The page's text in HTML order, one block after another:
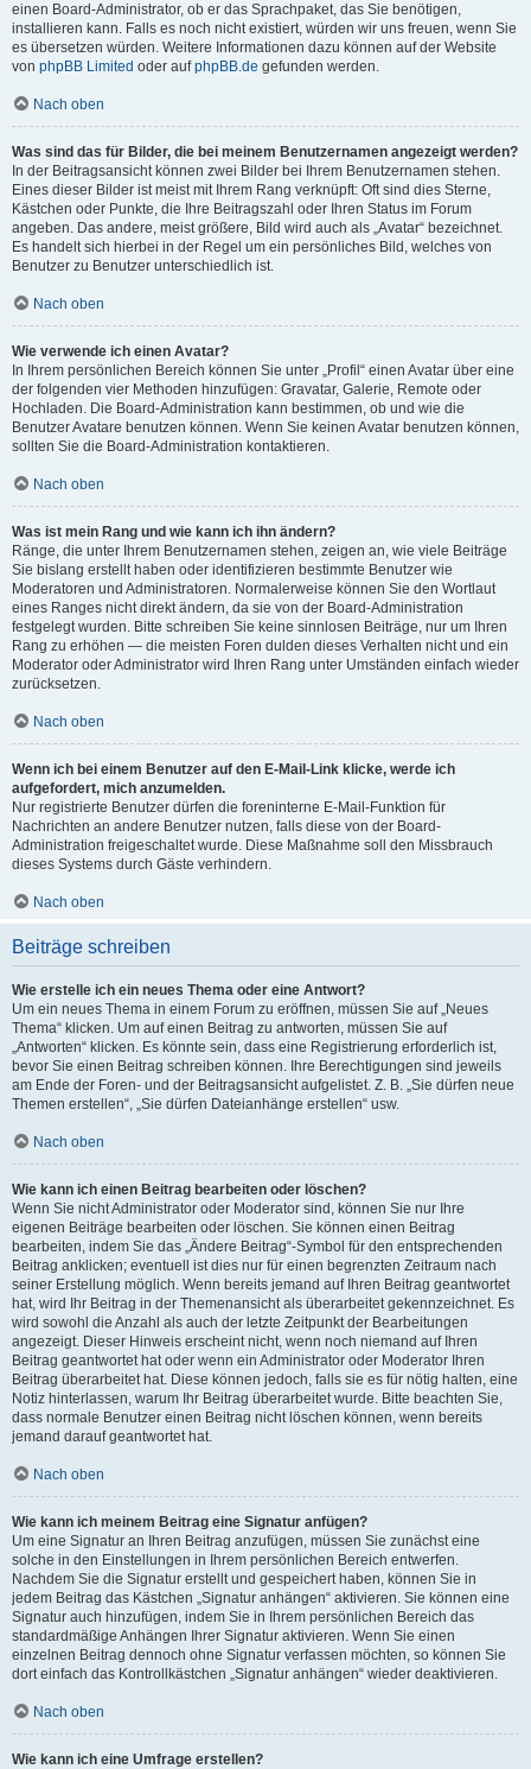
einen Board-Administrator, ob er das Sprachpaket, das Sie benötigen,
installieren kann. Falls es noch nicht existiert, würden wir uns freuen, wenn Sie
es übersetzen würden. Weitere Informationen dazu können auf der Website
von phpBB Limited oder aufphpBB.de gefunden werden.
Nach oben
Was sind das für Bilder, die bei meinem Benutzernamen angezeigt werden?
In der Beitragsansicht können zwei Bilder bei Ihrem Benutzernamen stehen.
Eines dieser Bilder ist meist mit Ihrem Rang verknüpft: Oft sind dies Sterne,
Kästchen oder Punkte, die Ihre Beitragszahl oder Ihren Status im Forum
angeben. Das andere, meist größere, Bild wird auch als „Avatar“ bezeichnet.
Es handelt sich hierbei in der Regel um ein persönliches Bild, welches von
Benutzer zu Benutzer unterschiedlich ist.
Nach oben
Wie verwende ich einen Avatar?
In Ihrem persönlichen Bereich können Sie unter „Profil“ einen Avatar über eine
der folgenden vier Methoden hinzufügen: Gravatar, Galerie, Remote oder
Hochladen. Die Board-Administration kann bestimmen, ob und wie die
Benutzer Avatare benutzen können. Wenn Sie keinen Avatar benutzen können,
sollten Sie die Board-Administration kontaktieren.
Nach oben
Was ist mein Rang und wie kann ich ihn ändern?
Ränge, die unter Ihrem Benutzernamen stehen, zeigen an, wie viele Beiträge
Sie bislang erstellt haben oder identifizieren bestimmte Benutzer wie
Moderatoren und Administratoren. Normalerweise können Sie den Wortlaut
eines Ranges nicht direkt ändern, da sie von der Board-Administration
festgelegt wurden. Bitte schreiben Sie keine sinnlosen Beiträge, nur um Ihren
Rang zu erhöhen — die meisten Foren dulden dieses Verhalten nicht und ein
Moderator oder Administrator wird Ihren Rang unter Umständen einfach wieder
zurücksetzen.
Nach oben
Wenn ich bei einem Benutzer auf den E-Mail-Link klicke, werde ich
aufgefordert, mich anzumelden.
Nur registrierte Benutzer dürfen die foreninterne E-Mail-Funktion für
Nachrichten an andere Benutzer nutzen, falls diese von der Board-
Administration freigeschaltet wurde. Diese Maßnahme soll den Missbrauch
dieses Systems durch Gäste verhindern.
Nach oben
Beiträge schreiben
Wie erstelle ich ein neues Thema oder eine Antwort?
Um ein neues Thema in einem Forum zu eröffnen, müssen Sie auf „Neues
Thema“ klicken. Um auf einen Beitrag zu antworten, müssen Sie auf
„Antworten“ klicken. Es könnte sein, dass eine Registrierung erforderlich ist,
bevor Sie einen Beitrag schreiben können. Ihre Berechtigungen sind jeweils
am Ende der Foren- und der Beitragsansicht aufgelistet. Z. B. „Sie dürfen neue
Themen erstellen“, „Sie dürfen Dateianhänge erstellen“ usw.
Nach oben
Wie kann ich einen Beitrag bearbeiten oder löschen?
Wenn Sie nicht Administrator oder Moderator sind, können Sie nur Ihre
eigenen Beiträge bearbeiten oder löschen. Sie können einen Beitrag
bearbeiten, indem Sie das „Ändere Beitrag“-Symbol für den entsprechenden
Beitrag anklicken; eventuell ist dies nur für einen begrenzten Zeitraum nach
seiner Erstellung möglich. Wenn bereits jemand auf Ihren Beitrag geantwortet
hat, wird Ihr Beitrag in der Themenansicht als überarbeitet gekennzeichnet. Es
wird sowohl die Anzahl als auch der letzte Zeitpunkt der Bearbeitungen
angezeigt. Dieser Hinweis erscheint nicht, wenn noch niemand auf Ihren
Beitrag geantwortet hat oder wenn ein Administrator oder Moderator Ihren
Beitrag überarbeitet hat. Diese können jedoch, falls sie es für nötig halten, eine
Notiz hinterlassen, warum Ihr Beitrag überarbeitet wurde. Bitte beachten Sie,
dass normale Benutzer einen Beitrag nicht löschen können, wenn bereits
jemand darauf geantwortet hat.
Nach oben
Wie kann ich meinem Beitrag eine Signatur anfügen?
Um eine Signatur an Ihren Beitrag anzufügen, müssen Sie zunächst eine
solche in den Einstellungen in Ihrem persönlichen Bereich entwerfen.
Nachdem Sie die Signatur erstellt und gespeichert haben, können Sie in
jedem Beitrag das Kästchen „Signatur anhängen“ aktivieren. Sie können eine
Signatur auch hinzufügen, indem Sie in Ihrem persönlichen Bereich das
standardmäßige Anhängen Ihrer Signatur aktivieren. Wenn Sie einen
einzelnen Beitrag dennoch ohne Signatur verfassen möchten, so können Sie
dort einfach das Kontrollkästchen „Signatur anhängen“ wieder deaktivieren.
Nach oben
Wie kann ich eine Umfrage erstellen?